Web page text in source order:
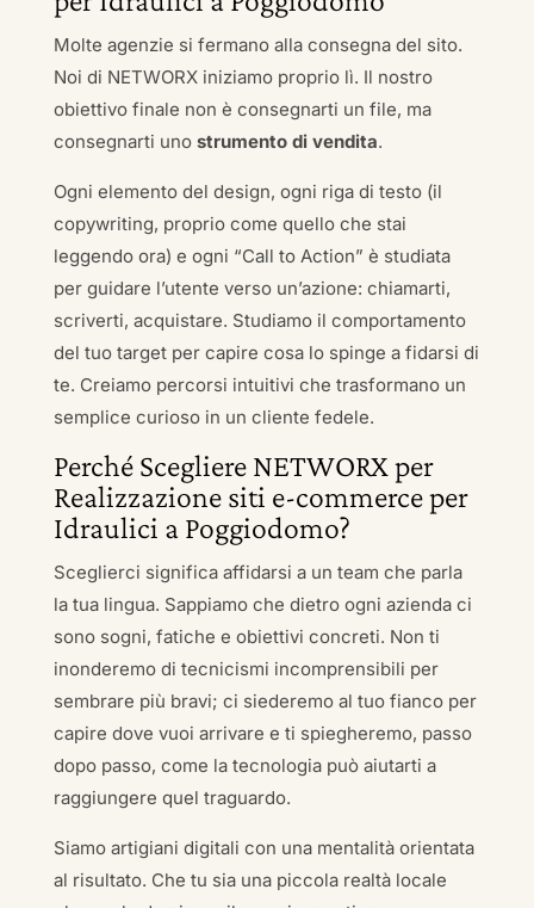
Molte agenzie si fermano alla consegna del sito.
Noi di NETWORX iniziamo proprio lì. Il nostro
obiettivo finale non è consegnarti un file, ma
consegnarti uno strumento di vendita.
Ogni elemento del design, ogni riga di testo (il
copywriting, proprio come quello che stai
leggendo ora) e ogni “Call to Action” è studiata
per guidare l’utente verso un’azione: chiamarti,
scriverti, acquistare. Studiamo il comportamento
del tuo target per capire cosa lo spinge a fidarsi di
te. Creiamo percorsi intuitivi che trasformano un
semplice curioso in un cliente fedele.
Perché Scegliere NETWORX per
Realizzazione siti e-commerce per
Idraulici a Poggiodomo?
Sceglierci significa affidarsi a un team che parla
la tua lingua. Sappiamo che dietro ogni azienda ci
sono sogni, fatiche e obiettivi concreti. Non ti
inonderemo di tecnicismi incomprensibili per
sembrare più bravi; ci siederemo al tuo fianco per
capire dove vuoi arrivare e ti spiegheremo, passo
dopo passo, come la tecnologia può aiutarti a
raggiungere quel traguardo.
Siamo artigiani digitali con una mentalità orientata
al risultato. Che tu sia una piccola realtà locale